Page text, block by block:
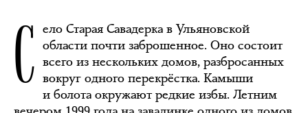
С ело Старая Савадерка в Ульяновской
области почти заброшенное. Оно состоит
всего из нескольких домов, разбросанных
вокруг одного перекрёстка. Камыши
и болота окружают редкие избы. Летним